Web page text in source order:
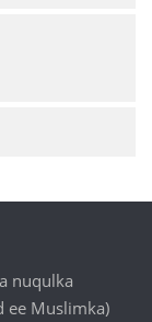
nuqulka
ee Muslimka)